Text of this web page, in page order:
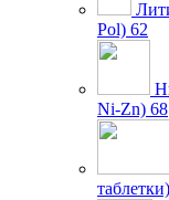
Pol) 62
Ni-Zn) 68
таблетки)